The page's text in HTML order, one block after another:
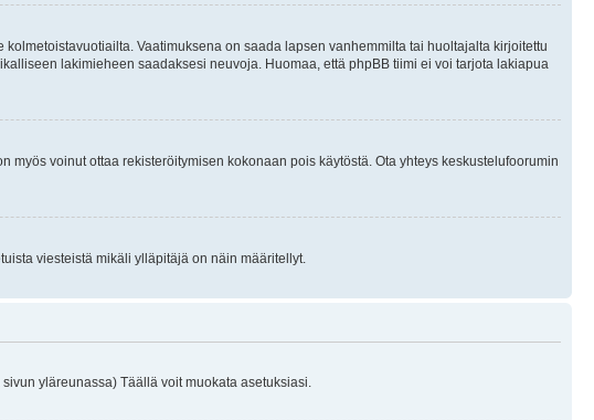
Vaatimuksena on saada lapsen vanhemmilta tai huoltajalta kirjoitettu
lakimieheen saadaksesi neuvoja. Huomaa, että phpBB tiimi ei voi tarjota lakiapua
voinut ottaa rekisteröitymisen kokonaan pois käytöstä. Ota yhteys keskustelufoorumin
viesteistä mikäli ylläpitäjä on näin määritellyt.
yläreunassa) Täällä voit muokata asetuksiasi.